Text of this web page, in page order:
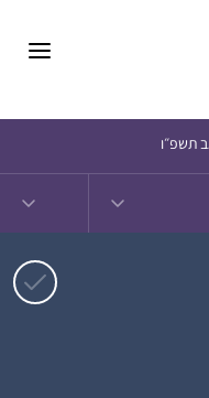
תשפ״ו